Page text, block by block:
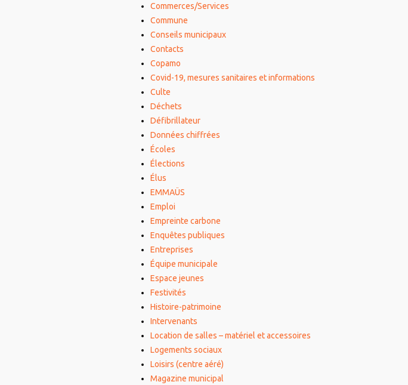
Commerces/Services
Commune
Conseils municipaux
Contacts
Copamo
Covid-19, mesures sanitaires et informations
Culte
Déchets
Défibrillateur
Données chiffrées
Écoles
Élections
Élus
EMMAÜS
Emploi
Empreinte carbone
Enquêtes publiques
Entreprises
Équipe municipale
Espace jeunes
Festivités
Histoire-patrimoine
Intervenants
Location de salles – matériel et accessoires
Logements sociaux
Loisirs (centre aéré)
Magazine municipal